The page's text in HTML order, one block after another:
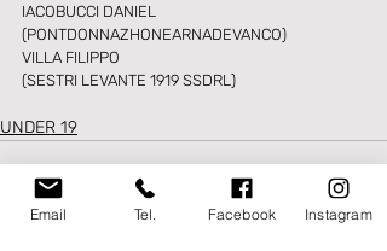
IACOBUCCI DANIEL
(PONTDONNAZHONEARNADEVANCO)
VILLA FILIPPO
(SESTRI LEVANTE 1919 SSDRL)
UNDER 19
Email Tel. Facebook Instagram